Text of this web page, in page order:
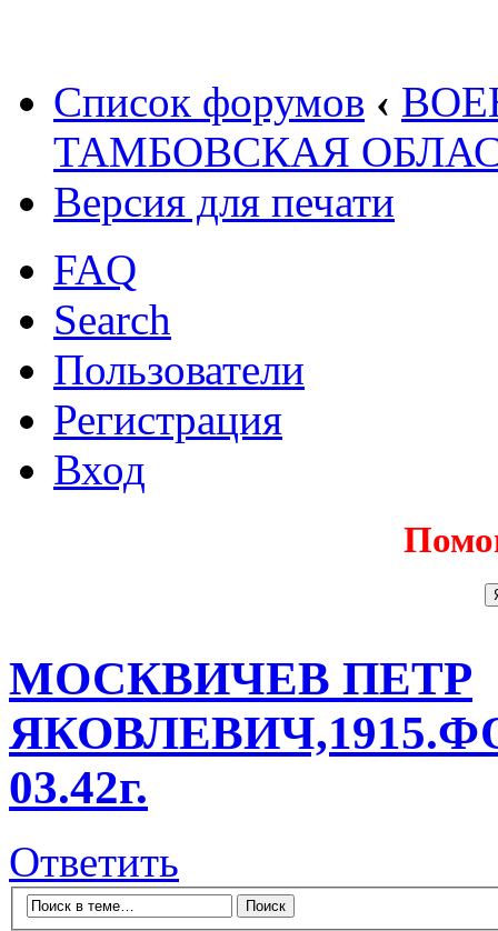
Список форумов ‹
ТАМБОВСКАЯ
Версия для печати
FAQ
Search
Пользователи
Регистрация
Вход
МОСКВИЧЕВ ПЕТР
03.42г.
Ответить